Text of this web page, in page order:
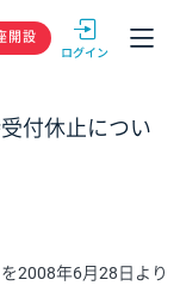
GMOクリック
開設
付休止につい
2008年6月28日より